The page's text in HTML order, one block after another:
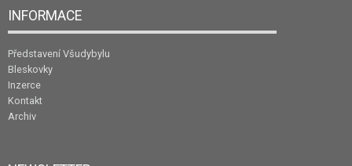
INFORMACE
Představení Všudybylu
Bleskovky
Inzerce
Kontakt
Archiv